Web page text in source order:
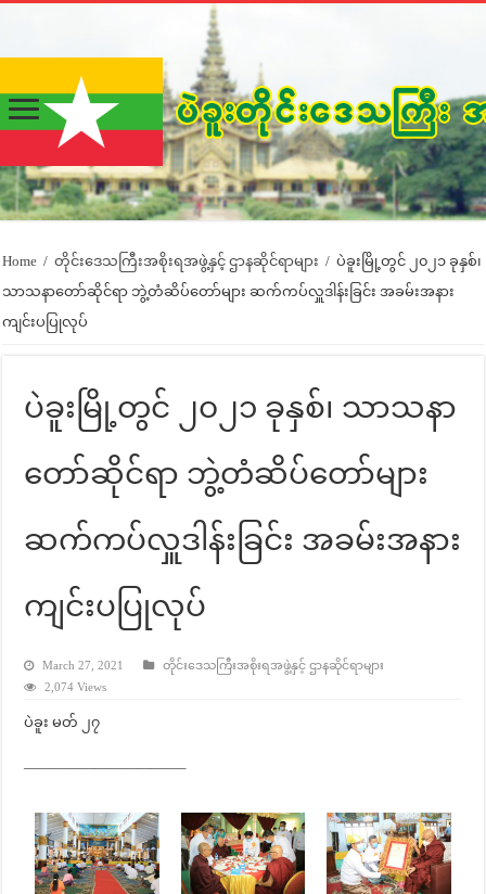
Home / တိုင်းဒေသကြီးအစိုးရအဖွဲ့နှင့် ဌာနဆိုင်ရာများ / ပဲခူးမြို့တွင် ၂၀၂၁ ခုနှစ်၊
သာသနာတော်ဆိုင်ရာ ဘွဲ့တံဆိပ်တော်များ ဆက်ကပ်လှူဒါန်းခြင်း အခမ်းအနား
ကျင်းပပြုလုပ်
ပဲခူးမြို့တွင် ၂၀၂၁ ခုနှစ်၊ သာသနာ
တော်ဆိုင်ရာ ဘွဲ့တံဆိပ်တော်များ
ဆက်ကပ်လှူဒါန်းခြင်း အခမ်းအနား
ကျင်းပပြုလုပ်
March 27, 2021
တိုင်းဒေသကြီးအစိုးရအဖွဲ့နှင့် ဌာနဆိုင်ရာများ
2,074 Views
ပဲခူး မတ် ၂၇
———————————–